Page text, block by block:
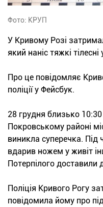
Фото: КРУП
У Кривому Розі
який наніс тяжкі
Про це повідомляє
поліції у Фейсбук.
28 грудня близько 10:30
Покровському районі
виникла суперечка. Під
вдарив ножем у живіт
Потерпілого доставили
Поліція Кривого Рогу
повідомила йому про